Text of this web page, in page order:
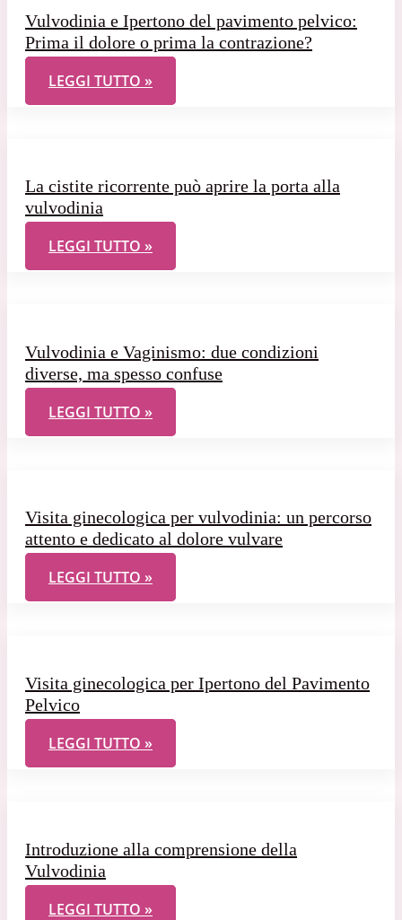
Vulvodinia e Ipertono del pavimento pelvico:
Prima il dolore o prima la contrazione?
VULVODINIA E IPERTONO DEL PAVIMENTO
LEGGI TUTTO »
La cistite ricorrente può aprire la porta alla
vulvodinia
LA CISTITE RICORRENTE PUÒ APRIRE LA PORTA
LEGGI TUTTO »
Vulvodinia e Vaginismo: due condizioni
diverse, ma spesso confuse
VULVODINIA E VAGINISMO: DUE CONDIZIONI
LEGGI TUTTO »
Visita ginecologica per vulvodinia: un percorso
attento e dedicato al dolore vulvare
VISITA GINECOLOGICA PER VULVODINIA: UN
LEGGI TUTTO »
Visita ginecologica per Ipertono del Pavimento
Pelvico
VISITA GINECOLOGICA PER IPERTONO DEL
LEGGI TUTTO »
Introduzione alla comprensione della
Vulvodinia
INTRODUZIONE ALLA COMPRENSIONE DELLA
LEGGI TUTTO »